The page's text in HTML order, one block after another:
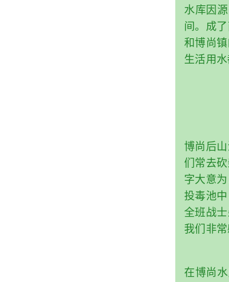
水库因
间。成
和博尚
生活用
博尚后
们常去
字大意
投毒池
全班战
我们非
在博尚